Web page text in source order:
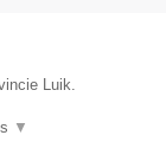
Luik.
▼